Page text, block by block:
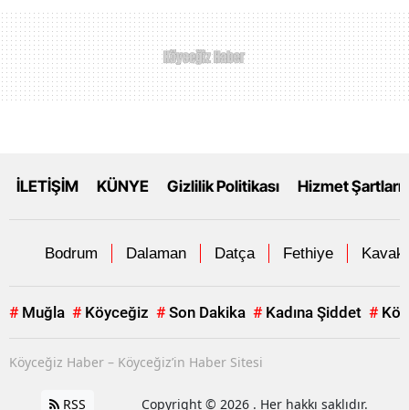
İLETİŞİM KÜNYE Gizlilik Politikası Hizmet Şartları
Bodrum Dalaman Datça Fethiye
# Muğla # Köyceğiz # Son Dakika # Kadına Şiddet #
Köyceğiz Haber – Köyceğiz’in Haber Sitesi
RSS Copyright © 2026 . Her hakkı saklıdır.